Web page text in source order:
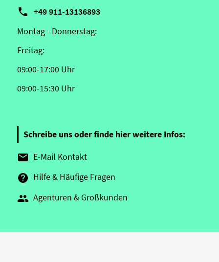
 +49 911-13136893
Montag - Donnerstag:
Freitag:
09:00-17:00 Uhr
09:00-15:30 Uhr
Schreibe uns oder finde hier weitere Infos:
 E-Mail Kontakt
 Hilfe & Häufige Fragen
 Agenturen & Großkunden